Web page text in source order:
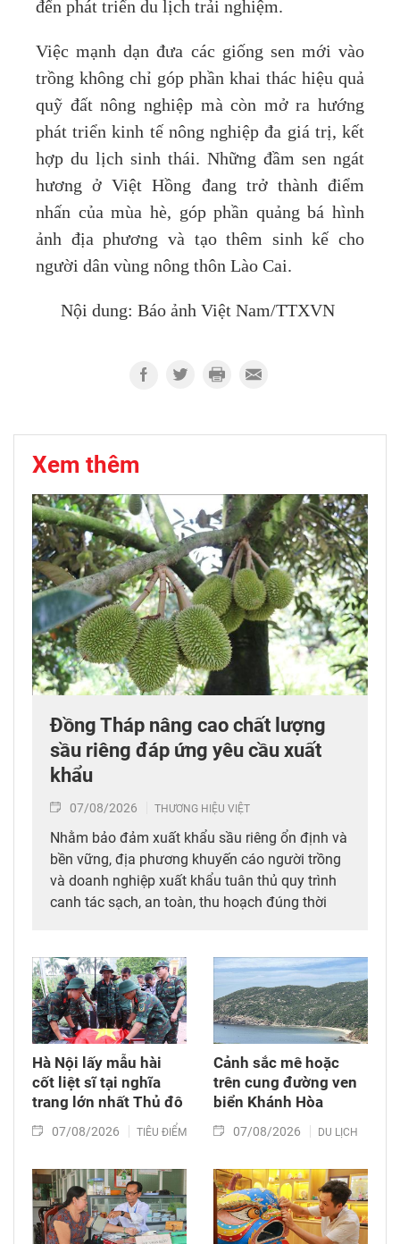
đến phát triển du lịch trải nghiệm.
Việc mạnh dạn đưa các giống sen mới vào
trồng không chỉ góp phần khai thác hiệu quả
quỹ đất nông nghiệp mà còn mở ra hướng
phát triển kinh tế nông nghiệp đa giá trị, kết
hợp du lịch sinh thái. Những đầm sen ngát
hương ở Việt Hồng đang trở thành điểm
nhấn của mùa hè, góp phần quảng bá hình
ảnh địa phương và tạo thêm sinh kế cho
người dân vùng nông thôn Lào Cai.
Nội dung: Báo ảnh Việt Nam/TTXVN
Xem thêm
Đồng Tháp nâng cao chất lượng
sầu riêng đáp ứng yêu cầu xuất
khẩu
07/08/2026 THƯƠNG HIỆU VIỆT
Nhằm bảo đảm xuất khẩu sầu riêng ổn định và
bền vững, địa phương khuyến cáo người trồng
và doanh nghiệp xuất khẩu tuân thủ quy trình
canh tác sạch, an toàn, thu hoạch đúng thời
Hà Nội lấy mẫu hài
cốt liệt sĩ tại nghĩa
trang lớn nhất Thủ đô
07/08/2026 TIÊU ĐIỂM
Cảnh sắc mê hoặc
trên cung đường ven
biển Khánh Hòa
07/08/2026 DU LỊCH